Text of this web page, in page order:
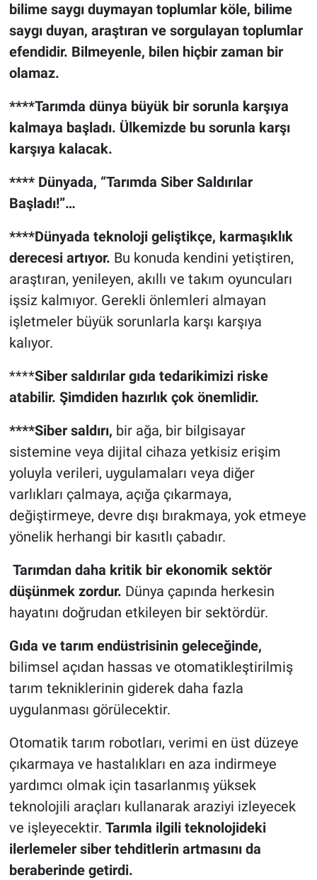
bilime saygı duymayan toplumlar köle, bilime
saygı duyan, araştıran ve sorgulayan toplumlar
efendidir. Bilmeyenle, bilen hiçbir zaman bir
olamaz.
****Tarımda dünya büyük bir sorunla karşıya
kalmaya başladı. Ülkemizde bu sorunla karşı
karşıya kalacak.
**** Dünyada, “Tarımda Siber Saldırılar
Başladı!”…
****Dünyada teknoloji geliştikçe, karmaşıklık
derecesi artıyor. Bu konuda kendini yetiştiren,
araştıran, yenileyen, akıllı ve takım oyuncuları
işsiz kalmıyor. Gerekli önlemleri almayan
işletmeler büyük sorunlarla karşı karşıya
kalıyor.
****Siber saldırılar gıda tedarikimizi riske
atabilir. Şimdiden hazırlık çok önemlidir.
****Siber saldırı, bir ağa, bir bilgisayar
sistemine veya dijital cihaza yetkisiz erişim
yoluyla verileri, uygulamaları veya diğer
varlıkları çalmaya, açığa çıkarmaya,
değiştirmeye, devre dışı bırakmaya, yok etmeye
yönelik herhangi bir kasıtlı çabadır.
Tarımdan daha kritik bir ekonomik sektör
düşünmek zordur. Dünya çapında herkesin
hayatını doğrudan etkileyen bir sektördür.
Gıda ve tarım endüstrisinin geleceğinde,
bilimsel açıdan hassas ve otomatikleştirilmiş
tarım tekniklerinin giderek daha fazla
uygulanması görülecektir.
Otomatik tarım robotları, verimi en üst düzeye
çıkarmaya ve hastalıkları en aza indirmeye
yardımcı olmak için tasarlanmış yüksek
teknolojili araçları kullanarak araziyi izleyecek
ve işleyecektir. Tarımla ilgili teknolojideki
ilerlemeler siber tehditlerin artmasını da
beraberinde getirdi.